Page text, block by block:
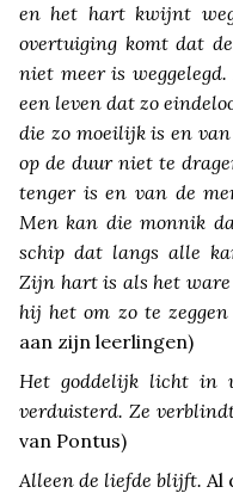
en het hart kwijnt
overtuiging komt dat
niet meer is
een leven dat zo
die zo moeilijk is en
op de duur niet te
tenger is en van de
Men kan die monnik
schip dat langs alle
Zijn hart is als het ware
hij het om zo te
aan zijn leerlingen)
Het goddelijk licht in
verduisterd. Ze
van Pontus)
Alleen de liefde blijft. Al